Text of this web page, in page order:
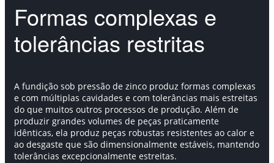
Formas complexas e
tolerâncias restritas
A fundição sob pressão de zinco produz formas complexas
e com múltiplas cavidades e com tolerâncias mais estreitas
do que muitos outros processos de produção. Além de
produzir grandes volumes de peças praticamente
idênticas, ela produz peças robustas resistentes ao calor e
ao desgaste que são dimensionalmente estáveis, mantendo
tolerâncias excepcionalmente estreitas.